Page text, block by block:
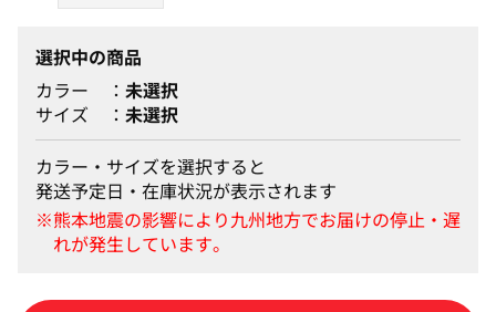
選択中の商品
カラー
未選択
サイズ
未選択
カラー・サイズを選択すると
発送予定日・在庫状況が表示されます